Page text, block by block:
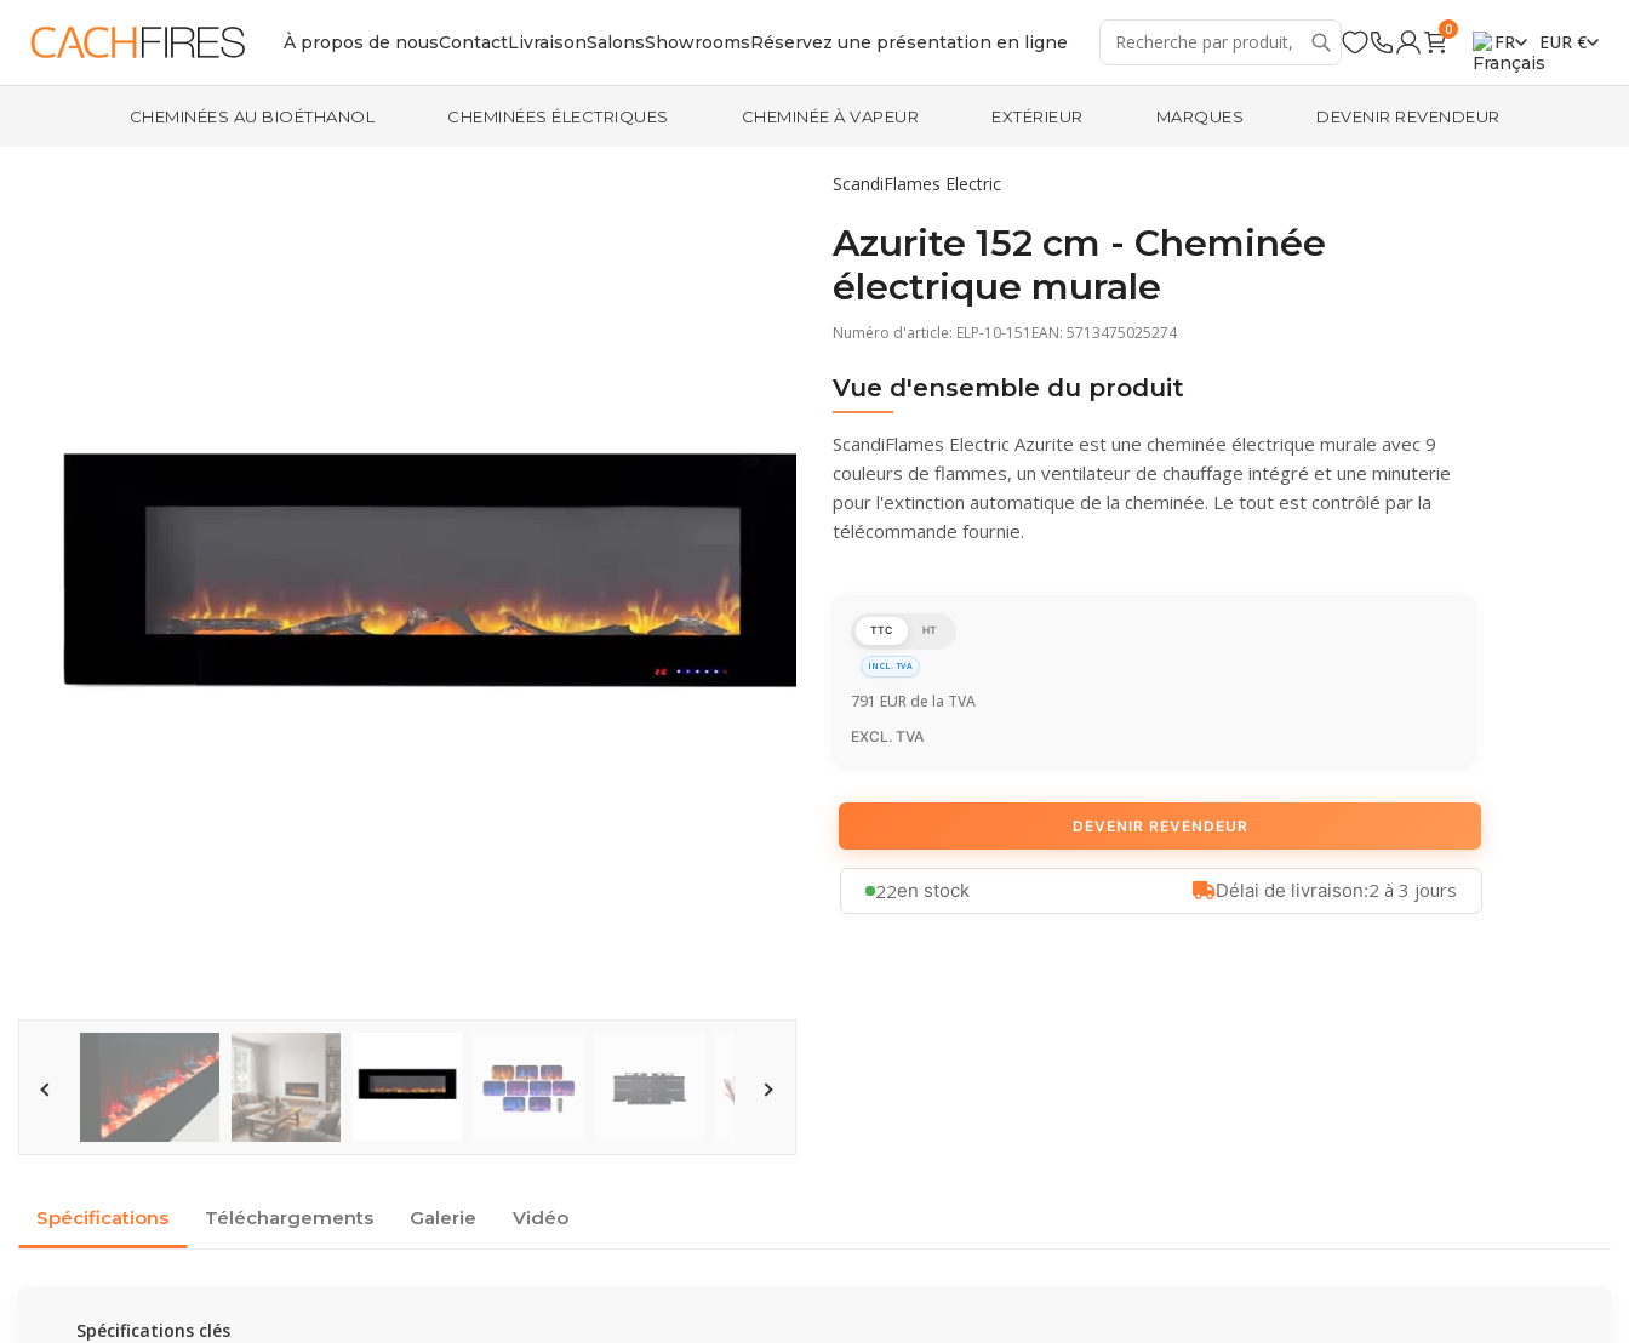
À propos de nousContactLivraisonSalonsShowroomsRéservez une présentation en ligne
0
FR EUR €
CHEMINÉES AU BIOÉTHANOL CHEMINÉES ÉLECTRIQUES CHEMINÉE À VAPEUR EXTÉRIEUR MARQUES DEVENIR REVENDEUR
ScandiFlames Electric
Azurite 152 cm - Cheminée
électrique murale
Numéro d'article: ELP-10-151 EAN: 5713475025274
Vue d'ensemble du produit
ScandiFlames Electric Azurite est une cheminée électrique murale avec 9
couleurs de flammes, un ventilateur de chauffage intégré et une minuterie
pour l'extinction automatique de la cheminée. Le tout est contrôlé par la
télécommande fournie.
TTC HT
INCL. TVA
791 EUR de la TVA
EXCL. TVA
DEVENIR REVENDEUR
22en stock Délai de livraison:2 à 3 jours
Spécifications Téléchargements Galerie Vidéo
Spécifications clés